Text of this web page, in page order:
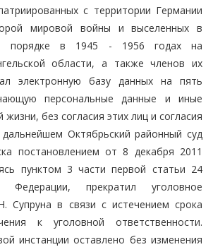
с территории Германии
мировой войны и выселенных в
порядке в 1945 - 1956 годах на
области, а также членов их
электронную базу данных на пять
персональные данные и иные
жизни, без согласия этих лиц и согласия
Октябрьский районный суд
постановлением от 8 декабря 2011
пунктом 3 части первой статьи 24
Федерации, прекратил уголовное
Супруна в связи с истечением срока
к уголовной ответственности.
инстанции оставлено без изменения